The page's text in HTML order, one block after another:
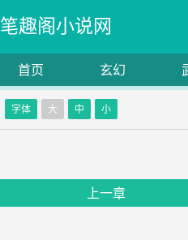
笔趣阁小说网
首页 玄幻
字体 大 中 小
上一章